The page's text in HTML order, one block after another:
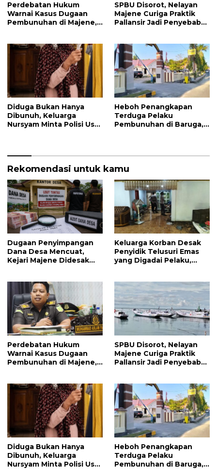
Perdebatan Hukum
Warnai Kasus Dugaan
Pembunuhan di Majene,
SPBU Disorot, Nelayan
Majene Curiga Praktik
Pallansir Jadi Penyebab
Diduga Bukan Hanya
Dibunuh, Keluarga
Nursyam Minta Polisi Usut
Heboh Penangkapan
Terduga Pelaku
Pembunuhan di Baruga,
Rekomendasi untuk kamu
Dugaan Penyimpangan
Dana Desa Mencuat,
Kejari Majene Didesak
Keluarga Korban Desak
Penyidik Telusuri Emas
yang Digadai Pelaku,
Pembunuhan
Perdebatan Hukum
Warnai Kasus Dugaan
Pembunuhan di Majene,
SPBU Disorot, Nelayan
Majene Curiga Praktik
Pallansir Jadi Penyebab
Diduga Bukan Hanya
Dibunuh, Keluarga
Nursyam Minta Polisi Usut
Heboh Penangkapan
Terduga Pelaku
Pembunuhan di Baruga,